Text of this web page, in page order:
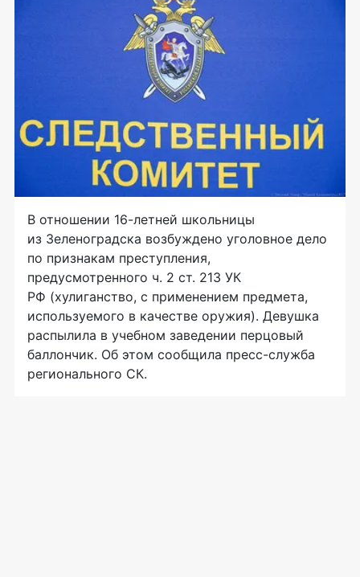
В отношении 16-летней школьницы
из Зеленоградска возбуждено уголовное дело
по признакам преступления,
предусмотренного ч. 2 ст. 213 УК
РФ (хулиганство, с применением предмета,
используемого в качестве оружия). Девушка
распылила в учебном заведении перцовый
баллончик. Об этом сообщила пресс-служба
регионального СК.